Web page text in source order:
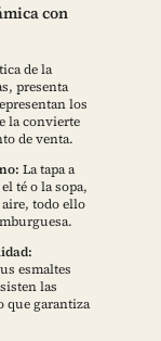
con
de la
presenta
los
la convierte
de venta.
La tapa a
té o la sopa,
todo ello
esmaltes
las
que garantiza